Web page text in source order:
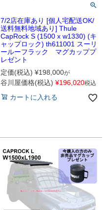
7/2店在庫あり [個人宅配送OK/
送料無料地域あり] Thule
CapRock S (1500 x w1330) (キ
ャップロック) th611001 スーリ
ールーフラック マグカッププ
レゼント
定価(税込) ¥198,000が
谷川屋価格(税込) ¥196,020税込
カートに入れる